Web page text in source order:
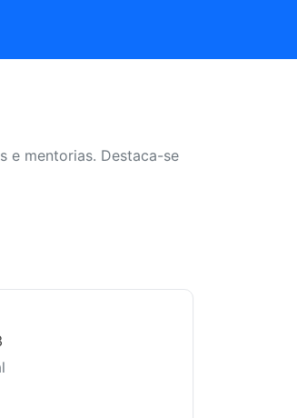
e mentorias. Destaca-se